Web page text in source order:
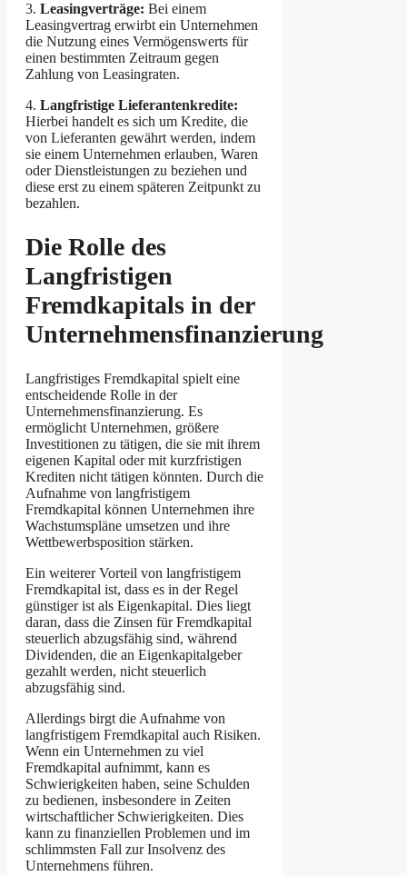
3. Leasingverträge: Bei einem
Leasingvertrag erwirbt ein Unternehmen
die Nutzung eines Vermögenswerts für
einen bestimmten Zeitraum gegen
Zahlung von Leasingraten.
4. Langfristige Lieferantenkredite:
Hierbei handelt es sich um Kredite, die
von Lieferanten gewährt werden, indem
sie einem Unternehmen erlauben, Waren
oder Dienstleistungen zu beziehen und
diese erst zu einem späteren Zeitpunkt zu
bezahlen.
Die Rolle des
Langfristigen
Fremdkapitals in der
Unternehmensfinanzierung
Langfristiges Fremdkapital spielt eine
entscheidende Rolle in der
Unternehmensfinanzierung. Es
ermöglicht Unternehmen, größere
Investitionen zu tätigen, die sie mit ihrem
eigenen Kapital oder mit kurzfristigen
Krediten nicht tätigen könnten. Durch die
Aufnahme von langfristigem
Fremdkapital können Unternehmen ihre
Wachstumspläne umsetzen und ihre
Wettbewerbsposition stärken.
Ein weiterer Vorteil von langfristigem
Fremdkapital ist, dass es in der Regel
günstiger ist als Eigenkapital. Dies liegt
daran, dass die Zinsen für Fremdkapital
steuerlich abzugsfähig sind, während
Dividenden, die an Eigenkapitalgeber
gezahlt werden, nicht steuerlich
abzugsfähig sind.
Allerdings birgt die Aufnahme von
langfristigem Fremdkapital auch Risiken.
Wenn ein Unternehmen zu viel
Fremdkapital aufnimmt, kann es
Schwierigkeiten haben, seine Schulden
zu bedienen, insbesondere in Zeiten
wirtschaftlicher Schwierigkeiten. Dies
kann zu finanziellen Problemen und im
schlimmsten Fall zur Insolvenz des
Unternehmens führen.